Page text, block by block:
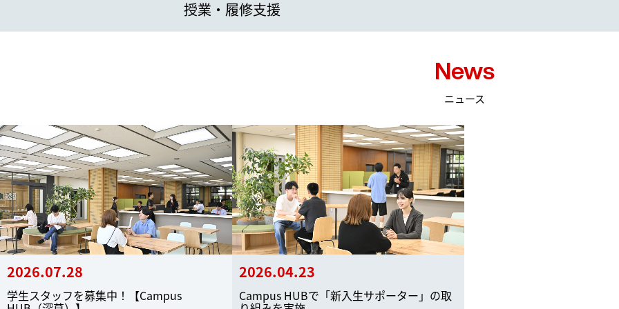
授業・履修支援
News
ニュース
2026.07.28
学生スタッフを募集中！【Campus
2026.04.23
Campus HUBで「新入生サポーター」の取